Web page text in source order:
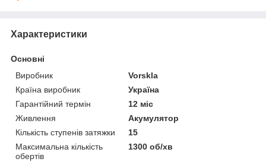
Характеристики
Основні
Виробник
Vorskla
Країна виробник
Україна
Гарантійний термін
12 міс
Живлення
Акумулятор
Кількість ступенів затяжки
15
Максимальна кількість
обертів
1300 об/хв